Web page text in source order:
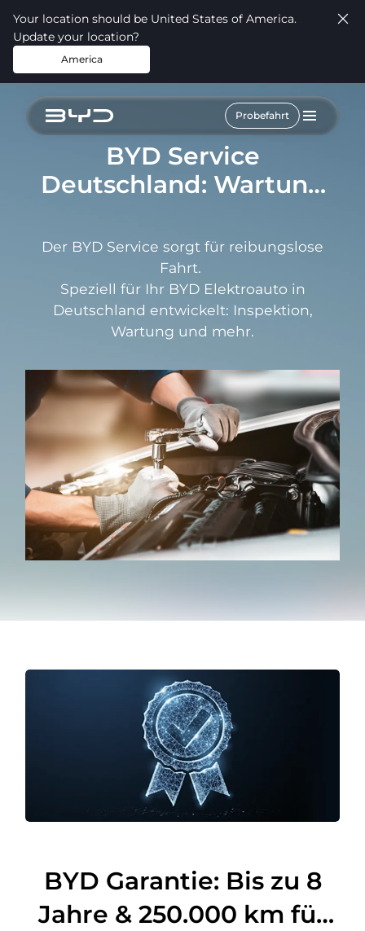
Your location should be United States of America.
Update your location?
America
Probefahrt
BYD Service
Deutschland: Wartung
Der BYD Service sorgt für reibungslose
Fahrt.
Speziell für Ihr BYD Elektroauto in
Deutschland entwickelt: Inspektion,
Wartung und mehr.
BYD Garantie: Bis zu 8
Jahre & 250.000 km für